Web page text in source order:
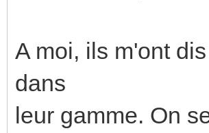
A moi, ils m'ont
dans
leur gamme. On